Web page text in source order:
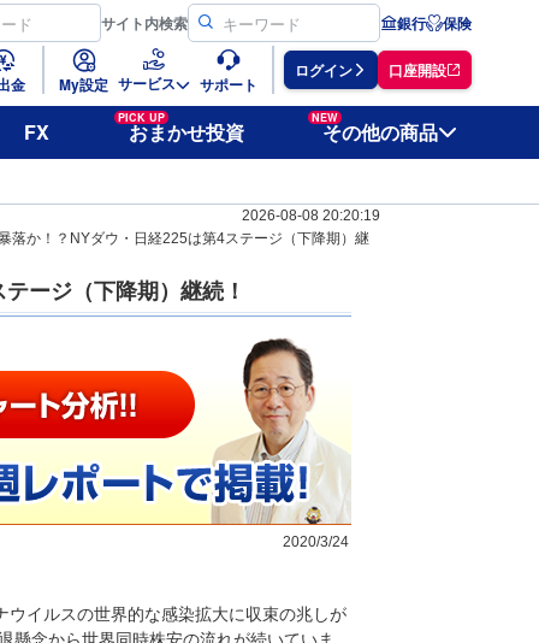
サイト内検索 銀行 保険
金 My設定 サービス サポート
ログイン 口座開設
FX
PICK UP
おまかせ投資
NEW
その他の商品
2026-08-08 20:20:19
落か！？NYダウ・日経225は第4ステージ（下降期）継
ージ（下降期）継続！
2020/3/24
イルスの世界的な感染拡大に収束の兆しが